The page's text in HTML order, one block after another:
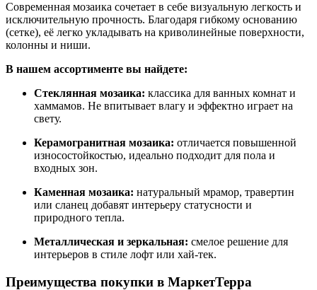
Современная мозаика сочетает в себе визуальную легкость и
исключительную прочность. Благодаря гибкому основанию
(сетке), её легко укладывать на криволинейные поверхности,
колонны и ниши.
В нашем ассортименте вы найдете:
Стеклянная мозаика: классика для ванных комнат и
хаммамов. Не впитывает влагу и эффектно играет на
свету.
Керамогранитная мозаика: отличается повышенной
износостойкостью, идеально подходит для пола и
входных зон.
Каменная мозаика: натуральный мрамор, травертин
или сланец добавят интерьеру статусности и
природного тепла.
Металлическая и зеркальная: смелое решение для
интерьеров в стиле лофт или хай-тек.
Преимущества покупки в МаркетТерра